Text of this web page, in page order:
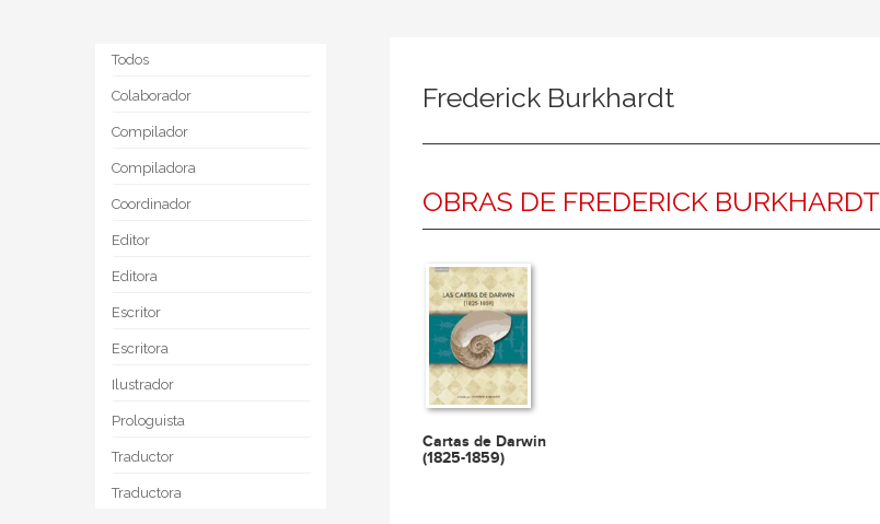
Todos
Colaborador
Compilador
Compiladora
Coordinador
Editor
Editora
Escritor
Escritora
Ilustrador
Prologuista
Traductor
Traductora
Frederick Burkhardt
OBRAS DE FREDERICK BURKHARDT
Cartas de Darwin
(1825-1859)